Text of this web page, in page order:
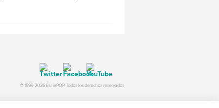
© 1999-2026 BrainPOP. Todos los derechos reservados.